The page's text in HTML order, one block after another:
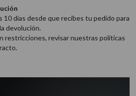
10 días desde que recibes tu pedido para
devolución.
restricciones, revisar nuestras politicas